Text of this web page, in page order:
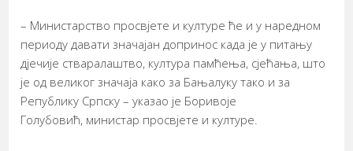
– Министарство просвјете и културе ће и у наредном
периоду давати значајан допринос када је у питању
дјечије стваралаштво, култура памћења, сјећања, што
је од великог значаја како за Бањалуку тако и за
Републику Српску – указао је Боривоје
Голубовић, министар просвјете и културе.